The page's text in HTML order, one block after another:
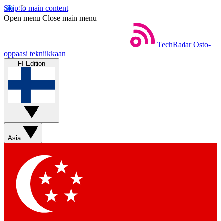
Skip to main content
Open menu Close main menu
TechRadar Osto-
oppaasi tekniikkaan
FI Edition
Asia